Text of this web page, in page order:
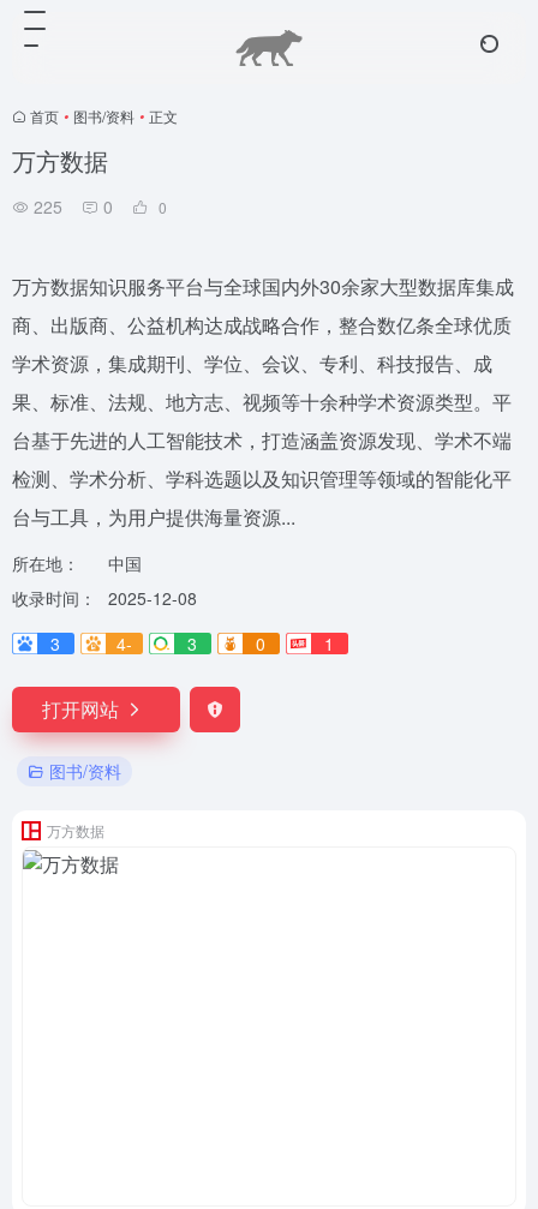
首页 • 图书/资料 • 正文
万方数据
225 0 0
万方数据知识服务平台与全球国内外30余家大型数据库集成
商、出版商、公益机构达成战略合作，整合数亿条全球优质
学术资源，集成期刊、学位、会议、专利、科技报告、成
果、标准、法规、地方志、视频等十余种学术资源类型。平
台基于先进的人工智能技术，打造涵盖资源发现、学术不端
检测、学术分析、学科选题以及知识管理等领域的智能化平
台与工具，为用户提供海量资源...
所在地：
中国
收录时间：
2025-12-08
3
4- 3 0 1
打开网站
图书/资料
万方数据